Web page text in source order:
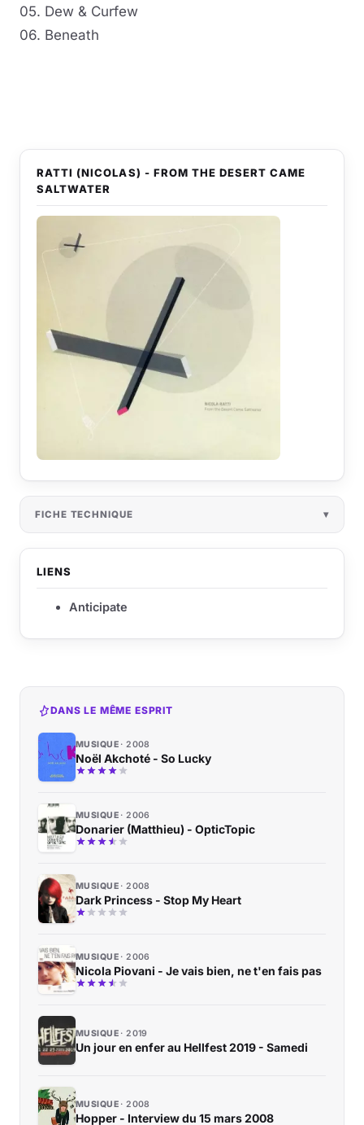
05. Dew & Curfew
06. Beneath
RATTI (NICOLAS) - FROM THE DESERT CAME
SALTWATER
FICHE TECHNIQUE
LIENS
Anticipate
DANS LE MÊME ESPRIT
MUSIQUE 2008
Noël Akchoté - So Lucky
MUSIQUE 2006
Donarier (Matthieu) - OpticTopic
MUSIQUE 2008
Dark Princess - Stop My Heart
MUSIQUE 2006
Nicola Piovani - Je vais bien, ne t'en fais pas
MUSIQUE 2019
Un jour en enfer au Hellfest 2019 - Samedi
MUSIQUE 2008
Hopper - Interview du 15 mars 2008